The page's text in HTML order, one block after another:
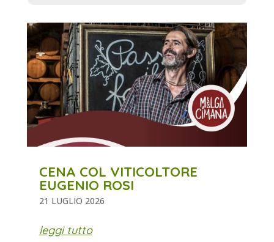
CENA COL VITICOLTORE
EUGENIO ROSI
21 LUGLIO 2026
leggi tutto